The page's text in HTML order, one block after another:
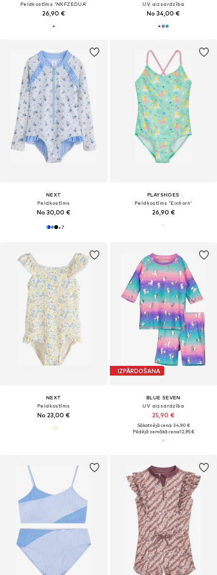
Peldkostīms 'NKFZEDUA'
26,90 €
UV aizsardzība
No 34,00 €
NEXT
Peldkostīms
No 30,00 €
+7
PLAYSHOES
Peldkostīms 'Einhorn'
26,90 €
NEXT
Peldkostīms
No 23,00 €
IZPĀRDOŠANA
BLUE SEVEN
UV aizsardzība
25,90 €
Sākotnējā cena: 34,90 €
Pēdējā zemākā cena:12,95 €